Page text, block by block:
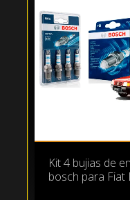
Kit 4 bujias de
bosch para Fiat